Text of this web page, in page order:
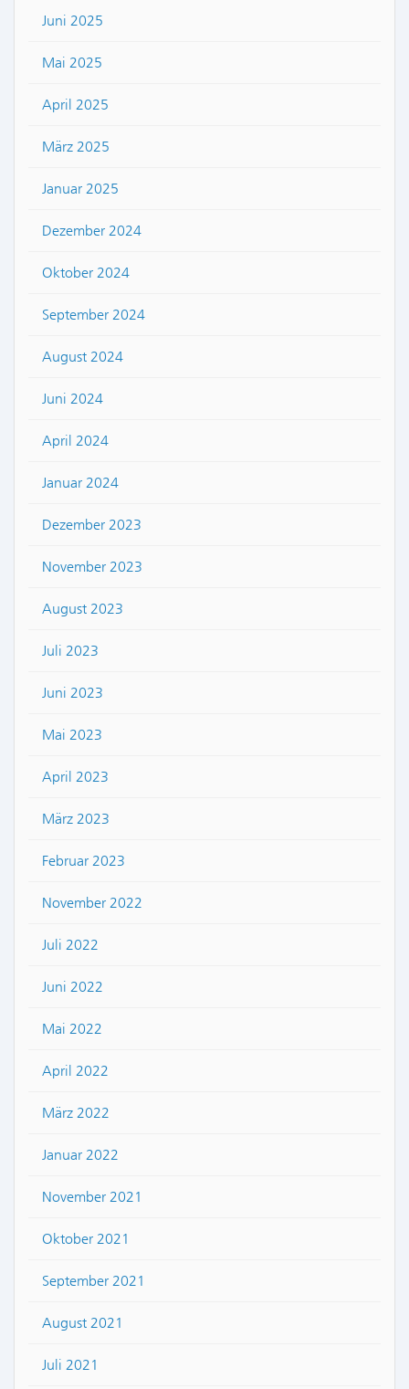
Juni 2025
Mai 2025
April 2025
März 2025
Januar 2025
Dezember 2024
Oktober 2024
September 2024
August 2024
Juni 2024
April 2024
Januar 2024
Dezember 2023
November 2023
August 2023
Juli 2023
Juni 2023
Mai 2023
April 2023
März 2023
Februar 2023
November 2022
Juli 2022
Juni 2022
Mai 2022
April 2022
März 2022
Januar 2022
November 2021
Oktober 2021
September 2021
August 2021
Juli 2021